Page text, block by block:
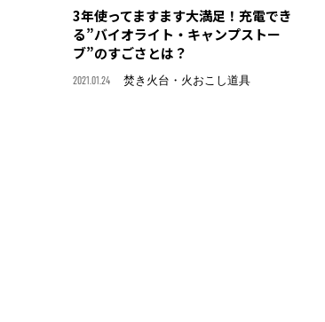
3年使ってますます大満足！充電でき
る”バイオライト・キャンプストー
ブ”のすごさとは？
2021.01.24 焚き火台・火おこし道具